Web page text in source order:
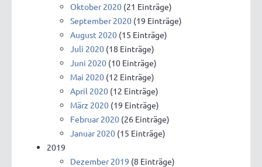
Oktober 2020 (21 Einträge)
September 2020 (19 Einträge)
August 2020 (15 Einträge)
Juli 2020 (18 Einträge)
Juni 2020 (10 Einträge)
Mai 2020 (12 Einträge)
April 2020 (12 Einträge)
März 2020 (19 Einträge)
Februar 2020 (26 Einträge)
Januar 2020 (15 Einträge)
2019
Dezember 2019 (8 Einträge)